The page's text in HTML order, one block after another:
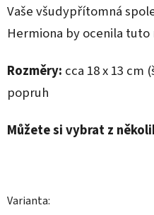
Vaše všudypřítomná
Hermiona by ocenila tuto
Rozměry: cca 18 x 13 cm
popruh
Můžete si vybrat z
Varianta: